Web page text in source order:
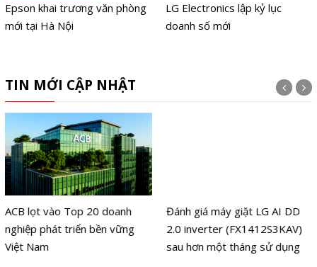
Epson khai trương văn phòng
mới tại Hà Nội
LG Electronics lập kỷ lục
doanh số mới
TIN MỚI CẬP NHẬT
ACB lọt vào Top 20 doanh
nghiệp phát triển bền vững
Việt Nam
Đánh giá máy giặt LG AI DD
2.0 inverter (FX1412S3KAV)
sau hơn một tháng sử dụng